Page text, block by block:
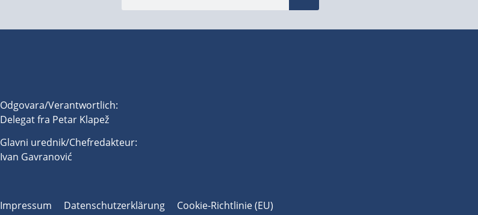
Odgovara/Verantwortlich:
Delegat fra Petar Klapež
Glavni urednik/Chefredakteur:
Ivan Gavranović
Impressum Datenschutzerklärung Cookie-Richtlinie (EU)